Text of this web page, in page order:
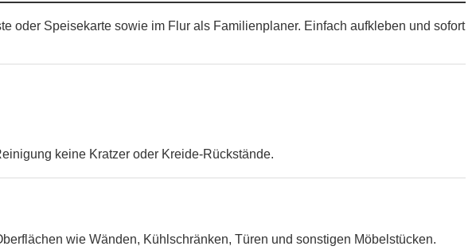
oder Speisekarte sowie im Flur als Familienplaner. Einfach aufkleben und sofort
keine Kratzer oder Kreide-Rückstände.
wie Wänden, Kühlschränken, Türen und sonstigen Möbelstücken.